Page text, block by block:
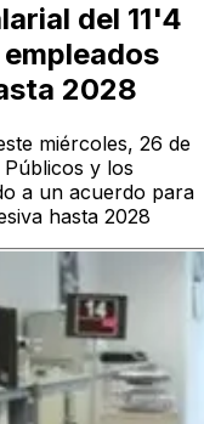
del 11'4
2028
miércoles, 26 de
y los
a un acuerdo para
hasta 2028